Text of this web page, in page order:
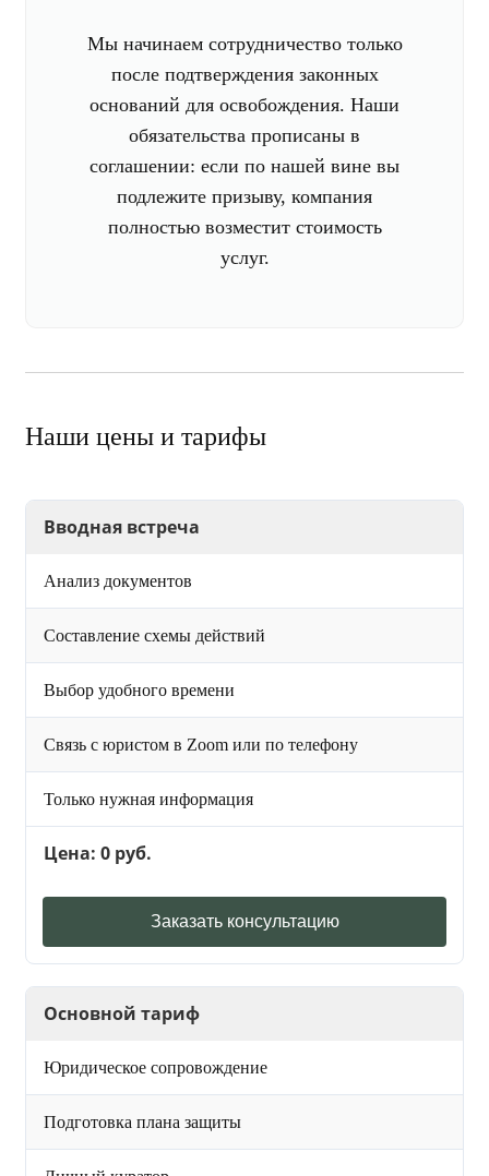
Мы начинаем сотрудничество только
после подтверждения законных
оснований для освобождения. Наши
обязательства прописаны в
соглашении: если по нашей вине вы
подлежите призыву, компания
полностью возместит стоимость
услуг.
Наши цены и тарифы
Вводная встреча
Анализ документов
Составление схемы действий
Выбор удобного времени
Связь с юристом в Zoom или по телефону
Только нужная информация
Цена: 0 руб.
Заказать консультацию
Основной тариф
Юридическое сопровождение
Подготовка плана защиты